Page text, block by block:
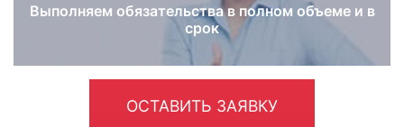
запись рекламного ролика
материал создается заказчиком или
соответствие ФЗ «О рекламе», а также
Выполняем обязательства в полном объеме и в
срок
ОСТАВИТЬ ЗАЯВКУ